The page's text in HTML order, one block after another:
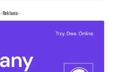
- Reklama -